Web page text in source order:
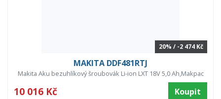
20% / -2 474 Kč
MAKITA DDF481RTJ
Makita Aku bezuhlíkový šroubovák Li-ion LXT 18V 5,0 Ah,Makpac
10 016 Kč Koupit